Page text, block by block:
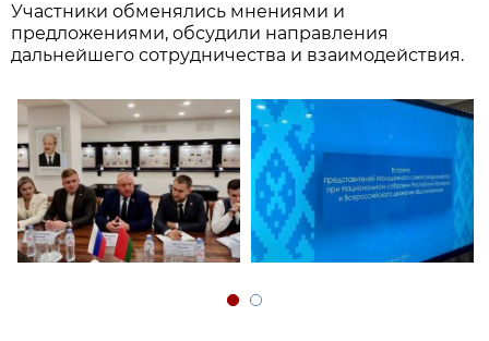
Участники обменялись мнениями и
предложениями, обсудили направления
дальнейшего сотрудничества и взаимодействия.